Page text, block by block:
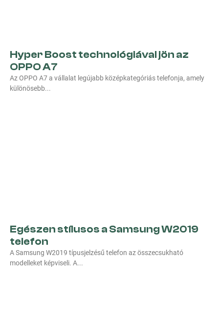
Hyper Boost technológiával jön az
OPPO A7
Az OPPO A7 a vállalat legújabb középkategóriás telefonja, amely
különösebb
Egészen stílusos a Samsung W2019
telefon
A Samsung W2019 típusjelzésű telefon az összecsukható
modelleket képviseli. A